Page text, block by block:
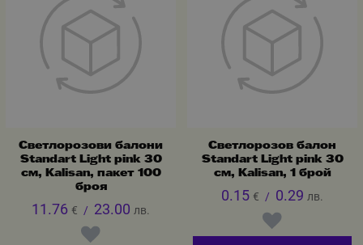
Светлорозови балони
Standart Light pink 30
см, Kalisan, пакет 100
броя
11.76 € / 23.00 лв.
Светлорозов балон
Standart Light pink 30
см, Kalisan, 1 брой
0.15 € / 0.29 лв.